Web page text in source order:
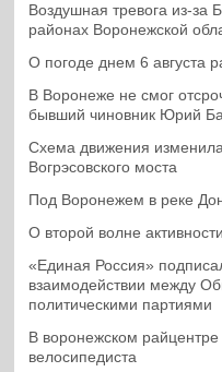
Воздушная тревога из-за
районах Воронежской
О погоде днем 6 августа
В Воронеже не смог
бывший чиновник Юрий
Схема движения
Вогрэсовского моста
Под Воронежем в реке
О второй волне
«Единая Россия»
взаимодействии между
политическими партиями
В воронежском
велосипедиста